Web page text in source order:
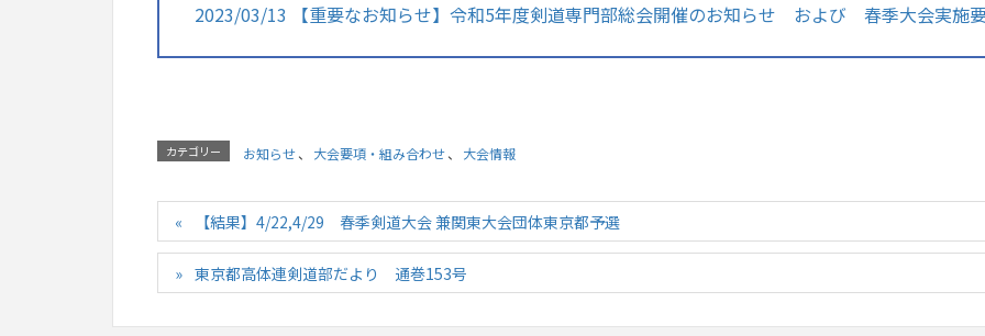
2023/03/13 【重要なお知らせ】令和5年度剣道専門部総会開催のお知らせ および 春季大会実施
カテゴリー お知らせ、 大会要項・組み合わせ、 大会情報
【結果】4/22,4/29 春季剣道大会 兼関東大会団体東京都予選
東京都高体連剣道部だより 通巻153号